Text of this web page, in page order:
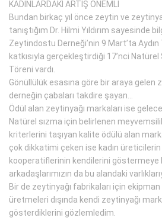
KADINLARDAKİ ARTIŞ ÖNEMLİ
Bundan birkaç yıl önce zeytin ve
tanıştığım Dr. Hilmi Yıldırım sayesinde
Zeytindostu Derneği’nin 9 Mart’ta Aydın
katkısıyla gerçekleştirdiği 17’nci Natürel
Töreni vardı.
Gönüllülük esasına göre bir araya
derneğin çabaları takdire şayan…
Ödül alan zeytinyağı markaları ise
Natürel sızma için belirlenen meyvemsilik,
kriterlerini taşıyan kalite ödülü alan
çok dikkatimi çeken ise kadın üreticilerin
kooperatiflerinin kendilerini göstermeye
arkadaşlarımızın da bu alandaki
Bir de zeytinyağı fabrikaları için
üretmeleri dışında kendi zeytinyağı
gösterdiklerini gözlemledim.